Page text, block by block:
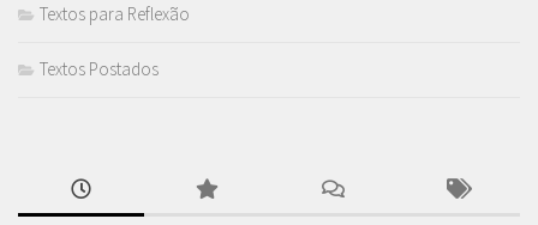
Textos para Reflexão
Textos Postados